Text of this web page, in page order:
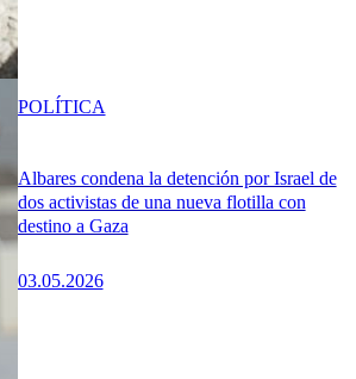
Albares condena la detención por Israel de
dos activistas de una nueva flotilla con
destino a Gaza
03.05.2026
POLÍTICA